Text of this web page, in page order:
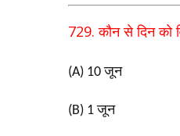
729.कौन से दिन को
(A) 10जून
(B) 1जून